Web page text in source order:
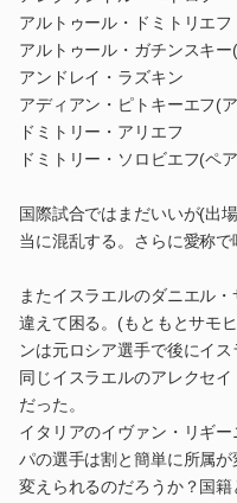
アルトゥール・ドミトリエフ
アルトゥール・ガチンスキ
アンドレイ・ラズキン
アディアン・ピトキーエフ(
ドミトリー・アリエフ
ドミトリー・ソロビエフ(ペ
国際試合ではまだいいが(出
当に混乱する。さらに愛称
またイスラエルのダニエル
違えて困る。(もともとサモ
ンは元ロシア選手で後にイ
同じイスラエルのアレクセ
だった。
イタリアのイヴァン・リギ
パの選手は割と簡単に所属
変えられるのだろうか？国